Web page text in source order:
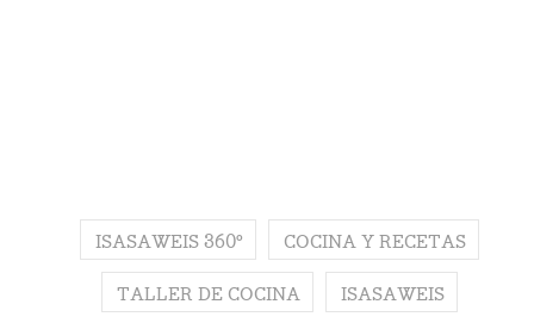
ISASAWEIS 360º COCINA Y RECETAS
TALLER DE COCINA ISASAWEIS